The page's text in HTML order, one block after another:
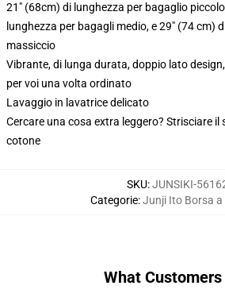
21" (68cm) di lunghezza per bagaglio
lunghezza per bagagli medio, e 29" (74 cm)
massiccio
Vibrante, di lunga durata, doppio lato
per voi una volta ordinato
Lavaggio in lavatrice delicato
Cercare una cosa extra leggero? Strisciare
cotone
SKU:JUNSIKI-
Categorie:Junji Ito Borsa
What Customers